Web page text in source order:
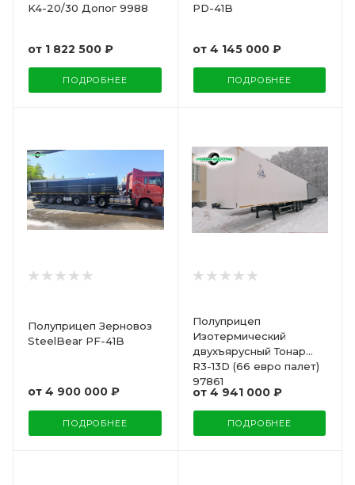
K4-20/30 Допог 9988
от 1 822 500 ₽
ПОДРОБНЕЕ
PD-41B
от 4 145 000 ₽
ПОДРОБНЕЕ
Полуприцеп Зерновоз
SteelBear PF-41B
от 4 900 000 ₽
ПОДРОБНЕЕ
Полуприцеп
Изотермический
двухъярусный Тонар
R3-13D (66 евро палет)
97861
от 4 941 000 ₽
ПОДРОБНЕЕ